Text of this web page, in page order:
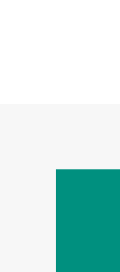
セキュリティ